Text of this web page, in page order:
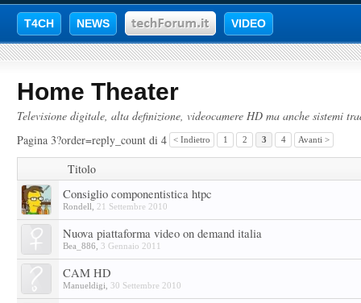
T4CH NEWS VIDEO
Home Theater
Televisione digitale, alta definizione, videocamere HD ma anche sistemi
Pagina 3?order=reply_count di 4
< Indietro 1 2 3 4 Avanti >
Titolo
Consiglio componentistica htpc
Rondell 21 Settembre 2010
Nuova piattaforma video on demand italia
Bea_886 3 Gennaio 2011
CAM HD
Manueldigi 30 Settembre 2010